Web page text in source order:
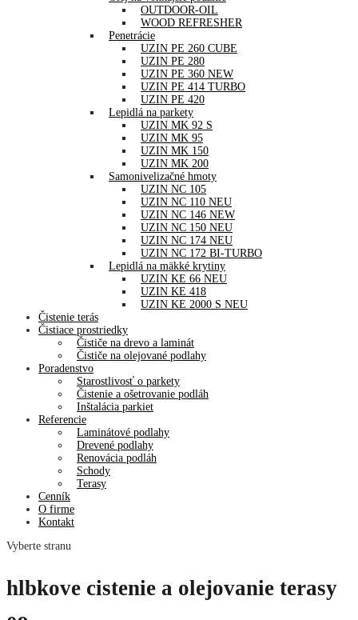
OUTDOOR-OIL
WOOD REFRESHER
Penetrácie
UZIN PE 260 CUBE
UZIN PE 280
UZIN PE 360 NEW
UZIN PE 414 TURBO
UZIN PE 420
Lepidlá na parkety
UZIN MK 92 S
UZIN MK 95
UZIN MK 150
UZIN MK 200
Samonivelizačné hmoty
UZIN NC 105
UZIN NC 110 NEU
UZIN NC 146 NEW
UZIN NC 150 NEU
UZIN NC 174 NEU
UZIN NC 172 BI-TURBO
Lepidlá na mäkké krytiny
UZIN KE 66 NEU
UZIN KE 418
UZIN KE 2000 S NEU
Čistenie terás
Čistiace prostriedky
Čističe na drevo a laminát
Čističe na olejované podlahy
Poradenstvo
Starostlivosť o parkety
Čistenie a ošetrovanie podláh
Inštalácia parkiet
Referencie
Laminátové podlahy
Drevené podlahy
Renovácia podláh
Schody
Terasy
Cenník
O firme
Kontakt
Vyberte stranu
hlbkove cistenie a olejovanie terasy